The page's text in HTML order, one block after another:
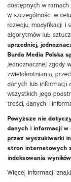
dostępnych w ramach
w szczególności w
rozwoju, modyfikacji i
algorytmów lub
uprzedniej,
Burda Media Polska
jednoznacznej zgody
zwielokrotniania,
danych lub informacji
wszystkich jego
treści, danych i
Powyższe nie
danych i informacji w
przez wyszukiwarki
stron internetowych
indeksowania
Więcej informacji